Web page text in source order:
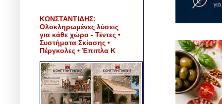
ΚΩΝΣΤΑΝΤΙΔΗΣ:
Ολοκληρωμένες λύσεις
για κάθε χώρο - Τέντες •
Συστήματα Σκίασης •
Πέργκολες • Έπιπλα Κ